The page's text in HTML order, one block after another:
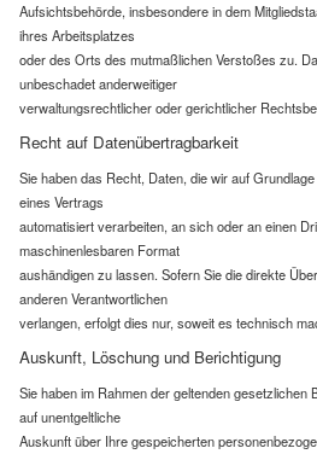
Aufsichtsbehörde, insbesondere in dem
ihres Arbeitsplatzes
oder des Orts des mutmaßlichen Verstoßes zu.
unbeschadet anderweitiger
verwaltungsrechtlicher oder gerichtlicher
Recht auf Datenübertragbarkeit
Sie haben das Recht, Daten, die wir auf
eines Vertrags
automatisiert verarbeiten, an sich oder an einen
maschinenlesbaren Format
aushändigen zu lassen. Sofern Sie die direkte
anderen Verantwortlichen
verlangen, erfolgt dies nur, soweit es technisch
Auskunft, Löschung und Berichtigung
Sie haben im Rahmen der geltenden gesetzlichen
auf unentgeltliche
Auskunft über Ihre gespeicherten